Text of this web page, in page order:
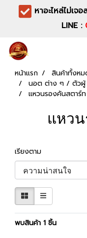
หาอะไหล่ไม่เจ
LINE :
หน้าแรก
สินค้าทั้งห
นอต ต่าง ๆ / ตัวผู้
แหวนรองคันสตาร์ท
แหว
เรียงตาม
พบสินค้า 1 ชิ้น